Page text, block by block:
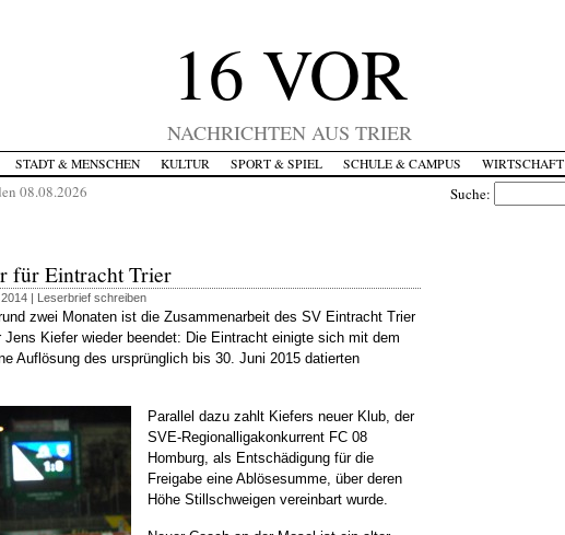
16 VOR
NACHRICHTEN AUS TRIER
STADT & MENSCHEN KULTUR SPORT & SPIEL SCHULE & CAMPUS WIRTSCHAFT
08.08.2026 Suche:
für Eintracht Trier
| Leserbrief schreiben
zwei Monaten ist die Zusammenarbeit des SV Eintracht Trier
Jens Kiefer wieder beendet: Die Eintracht einigte sich mit dem
Auflösung des ursprünglich bis 30. Juni 2015 datierten
Parallel dazu zahlt Kiefers neuer Klub, der
SVE-Regionalligakonkurrent FC 08
Homburg, als Entschädigung für die
Freigabe eine Ablösesumme, über deren
Höhe Stillschweigen vereinbart wurde.